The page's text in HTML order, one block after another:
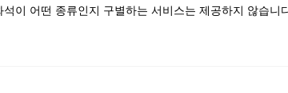
이 어떤 종류인지 구별하는 서비스는 제공하지 않습니